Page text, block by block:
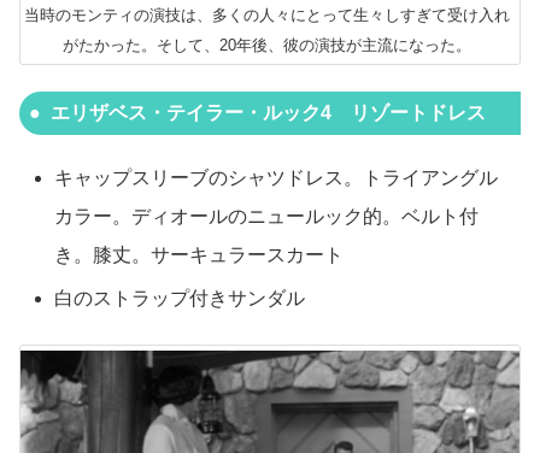
当時のモンティの演技は、多くの人々にとって生々しすぎて受け入れ
がたかった。そして、20年後、彼の演技が主流になった。
エリザベス・テイラー・ルック4 リゾートドレス
キャップスリーブのシャツドレス。トライアングル
カラー。ディオールのニュールック的。ベルト付
き。膝丈。サーキュラースカート
白のストラップ付きサンダル